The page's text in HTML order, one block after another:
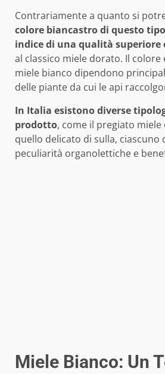
Contrariamente a quanto si
colore biancastro di questo
indice di una qualità superiore
al classico miele dorato. Il colore
miele bianco dipendono
delle piante da cui le api
In Italia esistono diverse
prodotto, come il pregiato
quello delicato di sulla, ciascuno
peculiarità organolettiche e
Miele Bianco: Un